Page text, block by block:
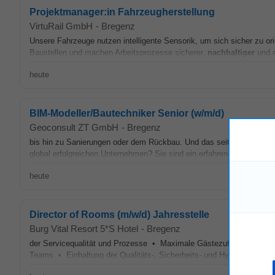
Projektmanager:in Fahrzeugherstellung
VirtuRail GmbH - Bregenz
Unsere Fahrzeuge nutzen intelligente Sensorik, um sich sicher zu
Baustellen und machen Arbeitsprozesse sicherer, nachhaltiger und
heute
BIM-Modeller/Bautechniker Senior (w/m/d)
Geoconsult ZT GmbH - Bregenz
bis hin zu Sanierungen oder dem Rückbau. Und das seit 1973.
global erfolgreichen Unternehmen? Sie sind ein erfahrener BIM-
heute
Director of Rooms (m/w/d) Jahresstelle
Burg Vital Resort 5*S Hotel - Bregenz
der Servicequalität und Prozesse • Maximale Gästezufriedenheit
Teams • Einhaltung der Qualitäts-, Sicherheits- und